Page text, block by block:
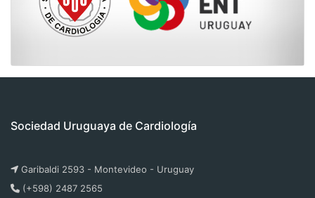
Sociedad Uruguaya de Cardiología
Garibaldi 2593 - Montevideo - Uruguay
(+598) 2487 2565